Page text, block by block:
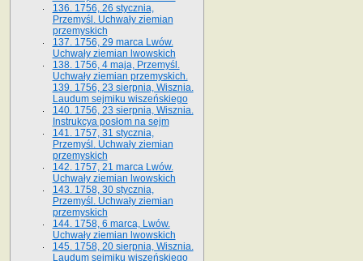
136. 1756, 26 stycznia,
Przemyśl. Uchwały ziemian
przemyskich
137. 1756, 29 marca Lwów.
Uchwały ziemian lwowskich
138. 1756, 4 maja, Przemyśl.
Uchwały ziemian przemyskich.
139. 1756, 23 sierpnia, Wisznia.
Laudum sejmiku wiszeńskiego
140. 1756, 23 sierpnia, Wisznia.
Instrukcya posłom na sejm
141. 1757, 31 stycznia,
Przemyśl. Uchwały ziemian
przemyskich
142. 1757, 21 marca Lwów.
Uchwały ziemian lwowskich
143. 1758, 30 stycznia,
Przemyśl. Uchwały ziemian
przemyskich
144. 1758, 6 marca, Lwów.
Uchwały ziemian lwowskich
145. 1758, 20 sierpnia, Wisznia.
Laudum sejmiku wiszeńskiego